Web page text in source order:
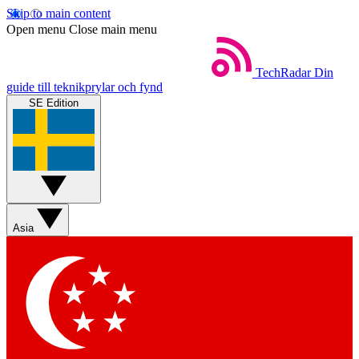
Skip to main content
Open menu Close main menu
TechRadar Din
guide till teknikprylar och fynd
SE Edition
Asia